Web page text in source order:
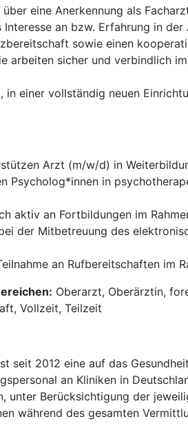
über eine Anerkennung als
Interesse an bzw. Erfahrung in
sowie einen
arbeiten sicher und verbindlich
in einer vollständig neuen
Arzt (m/w/d) in
Psycholog*innen in
aktiv an Fortbildungen im
der Mitbetreuung des
an Rufbereitschaften im
Oberarzt, Oberärztin,
Vollzeit, Teilzeit
seit 2012 eine auf das
an Kliniken in
unter Berücksichtigung der
während des gesamten